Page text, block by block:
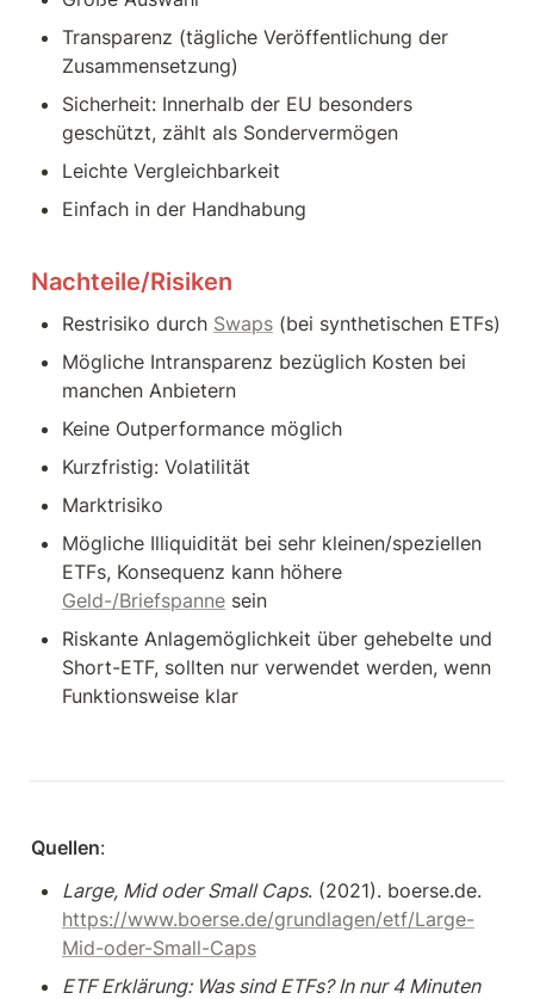
Transparenz (tägliche Veröffentlichung der
Zusammensetzung)
Sicherheit: Innerhalb der EU besonders
geschützt, zählt als Sondervermögen
Leichte Vergleichbarkeit
Einfach in der Handhabung
Nachteile/Risiken
Restrisiko durch Swaps (bei synthetischen ETFs)
Mögliche Intransparenz bezüglich Kosten bei
manchen Anbietern
Keine Outperformance möglich
Kurzfristig: Volatilität
Marktrisiko
Mögliche Illiquidität bei sehr kleinen/speziellen
Geld-/Briefspanne sein
Riskante Anlagemöglichkeit über gehebelte und
Short-ETF, sollten nur verwendet werden, wenn
Funktionsweise klar
Quellen:
Large, Mid oder Small Caps
https://www.boerse.de/grundlagen/etf/Large-
Mid-oder-Small-Caps
ETF Erklärung: Was sind ETFs? In nur 4 Minuten